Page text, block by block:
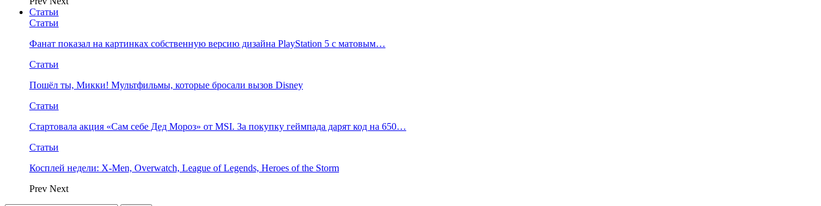
Статьи
Статьи
Фанат показал на картинках собственную версию дизайна PlayStation 5 с матовым…
Статьи
Пошёл ты, Микки! Мультфильмы, которые бросали вызов Disney
Статьи
Стартовала акция «Сам себе Дед Мороз» от MSI. За покупку геймпада дарят код на 650…
Статьи
Косплей недели: X-Men, Overwatch, League of Legends, Heroes of the Storm
Prev Next